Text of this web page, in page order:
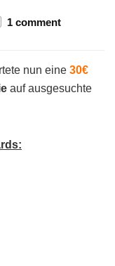
1 comment
nun eine 30€
auf ausgesuchte